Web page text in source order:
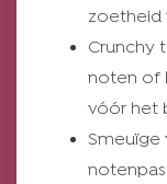
zoetheid
Crunchy
noten of
vóór het
Smeuïge